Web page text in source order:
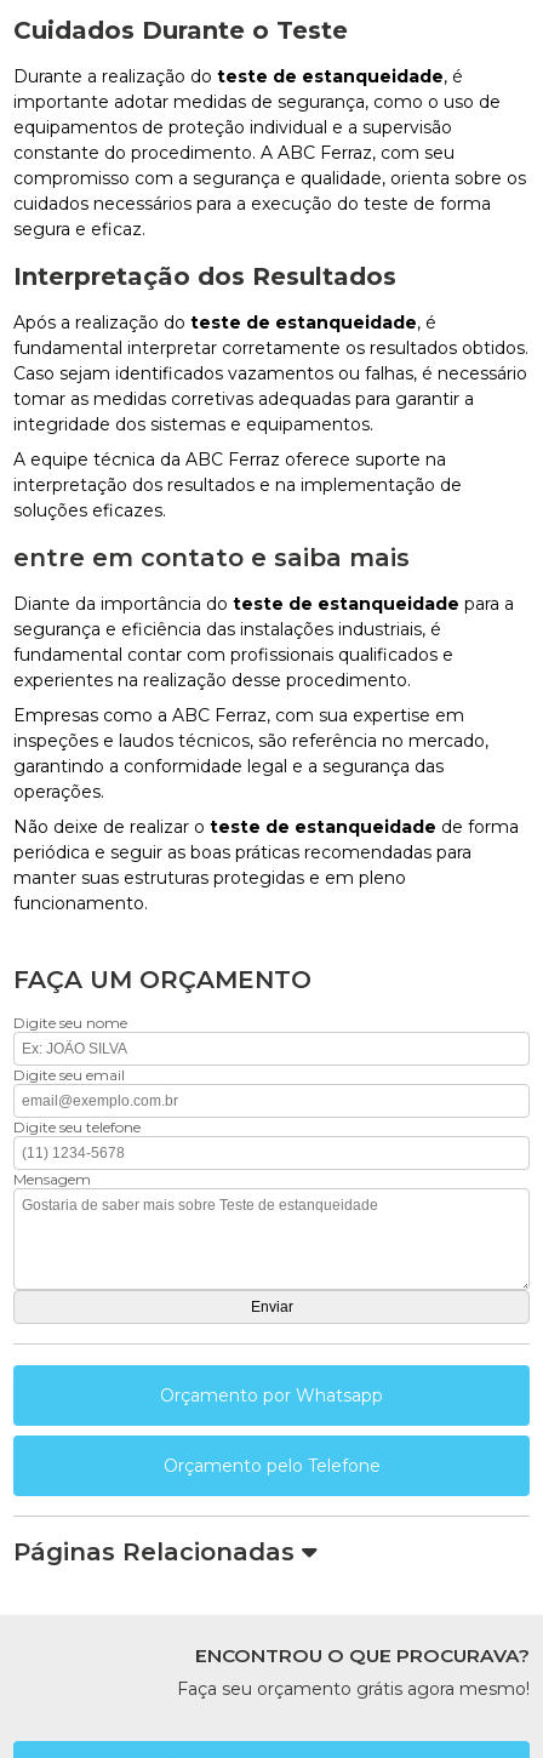
Cuidados Durante o Teste
Durante a realização doteste de estanqueidade, é
importante adotar medidas de segurança, como o uso de
equipamentos de proteção individual e a supervisão
constante do procedimento. A ABC Ferraz, com seu
compromisso com a segurança e qualidade, orienta sobre os
cuidados necessários para a execução do teste de forma
segura e eficaz.
Interpretação dos Resultados
Após a realização doteste de estanqueidade, é
fundamental interpretar corretamente os resultados obtidos.
Caso sejam identificados vazamentos ou falhas, é necessário
tomar as medidas corretivas adequadas para garantir a
integridade dos sistemas e equipamentos.
A equipe técnica da ABC Ferraz oferece suporte na
interpretação dos resultados e na implementação de
soluções eficazes.
entre em contato e saiba mais
Diante da importância doteste de estanqueidade para a
segurança e eficiência das instalações industriais, é
fundamental contar com profissionais qualificados e
experientes na realização desse procedimento.
Empresas como a ABC Ferraz, com sua expertise em
inspeções e laudos técnicos, são referência no mercado,
garantindo a conformidade legal e a segurança das
operações.
Não deixe de realizar oteste de estanqueidade de forma
periódica e seguir as boas práticas recomendadas para
manter suas estruturas protegidas e em pleno
funcionamento.
FAÇA UM ORÇAMENTO
Digite seu nome
Digite seu email
Digite seu telefone
Mensagem
Orçamento por Whatsapp
Orçamento pelo Telefone
Páginas Relacionadas
ENCONTROU O QUE PROCURAVA?
Faça seu orçamento grátis agora mesmo!